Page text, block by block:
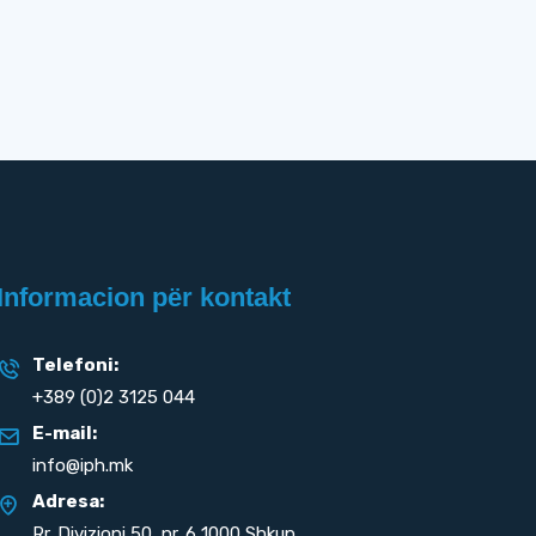
për kontakt
Telefoni:
+389 (0)2 3125 044
E-mail:
info@iph.mk
Adresa: